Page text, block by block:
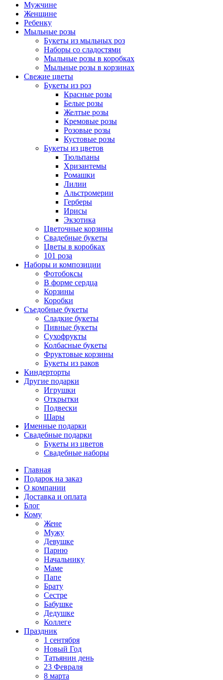
Мужчине
Женщине
Ребенку
Мыльные розы
Букеты из мыльных роз
Наборы со сладостями
Мыльные розы в коробках
Мыльные розы в корзинах
Свежие цветы
Букеты из роз
Красные розы
Белые розы
Желтые розы
Кремовые розы
Розовые розы
Кустовые розы
Букеты из цветов
Тюльпаны
Хризантемы
Ромашки
Лилии
Альстромерии
Герберы
Ириcы
Экзотика
Цветочные корзины
Свадебные букеты
Цветы в коробках
101 роза
Наборы и композиции
Фотобоксы
В форме сердца
Корзины
Коробки
Съедобные букеты
Сладкие букеты
Пивные букеты
Сухофрукты
Колбасные букеты
Фруктовые корзины
Букеты из раков
Киндерторты
Другие подарки
Игрушки
Открытки
Подвески
Шары
Именные подарки
Свадебные подарки
Букеты из цветов
Свадебные наборы
Главная
Подарок на заказ
О компании
Доставка и оплата
Блог
Кому
Жене
Мужу
Девушке
Парню
Начальнику
Маме
Папе
Брату
Сестре
Бабушке
Дедушке
Коллеге
Праздник
1 сентября
Новый Год
Татьянин день
23 Февраля
8 марта